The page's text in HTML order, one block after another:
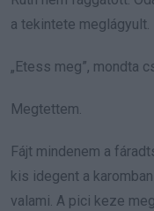
a tekintete meglágyult.
„Etess meg”, mondta
Megtettem.
Fájt mindenem a
kis idegent a
valami. A pici keze